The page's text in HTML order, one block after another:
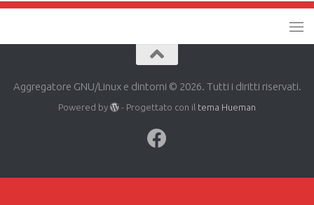
Aggregatore GNU/Linux e dintorni © 2026. Tutti i diritti riservati.
Powered by - Progettato con il tema Hueman